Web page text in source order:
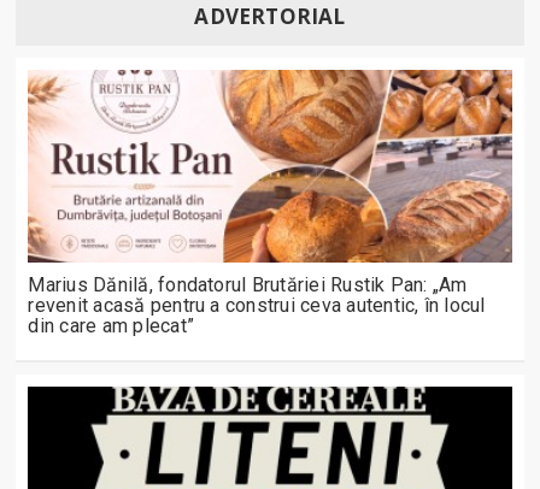
ADVERTORIAL
Marius Dănilă, fondatorul Brutăriei Rustik Pan: „Am
revenit acasă pentru a construi ceva autentic, în locul
din care am plecat”